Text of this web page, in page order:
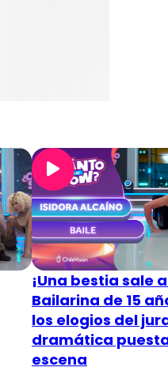
¡Una bestia sale
Bailarina de 15
los elogios del
dramática
escena